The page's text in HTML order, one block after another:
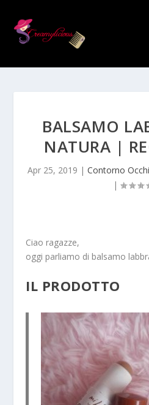
BALSAMO
NATURA |
Apr 25, 2019 | Contorno
|
Ciao ragazze,
oggi parliamo di balsamo
IL PRODOTTO